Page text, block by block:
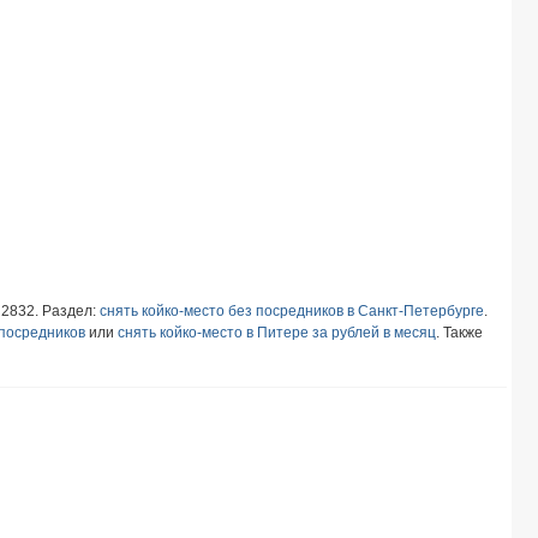
Раздел: снять койко-место без посредников в Санкт-Петербурге
или снять койко-место в Питере за рублей в месяц . Также